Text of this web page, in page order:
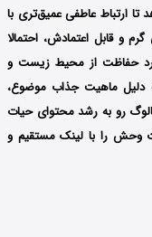
ارتباط عاطفی عمیق‌تری با
و قابل اعتمادش، احتمالا
حفاظت از محیط زیست و
دلیل ماهیت جذاب موضوع،
رو به رشد محتوای حیات
وحش را با لینک مستقیم و